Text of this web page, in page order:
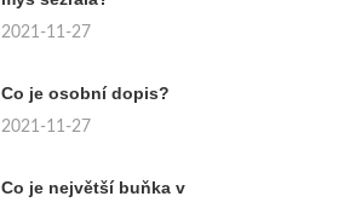
2021-11-27
Co je osobní dopis?
2021-11-27
Co je největší buňka v